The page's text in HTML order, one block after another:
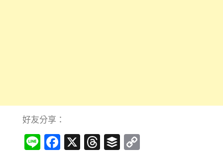
好友分享：
LineFacebook
X Threads
Buffer